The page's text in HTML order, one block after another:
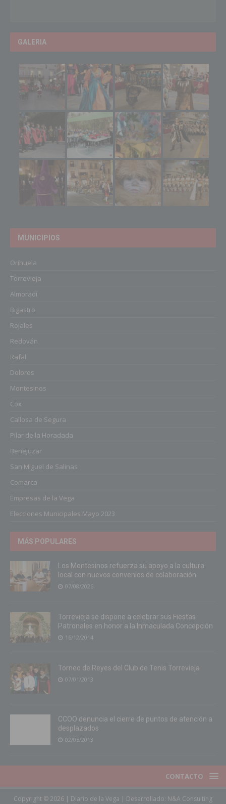
GALERIA
MUNICIPIOS
Orihuela
Torrevieja
Almoradí
Bigastro
Rojales
Redován
Rafal
Dolores
Montesinos
Cox
Callosa de Segura
Pilar de la Horadada
Benejuzar
San Miguel de Salinas
Comarca
Empresas de la Vega
Elecciones Municipales Mayo 2023
MÁS POPULARES
Los Montesinos refuerza su apoyo a la cultura
local con nuevos convenios de colaboración
07/08/2026
Torrevieja se dispone a celebrar sus Fiestas
Patronales en honor a la Inmaculada Concepción
16/12/2014
Torneo de Reyes del Club de Tenis Torrevieja
07/01/2013
CCOO denuncia el cierre de puntos de atención a
desplazados
02/05/2013
CONTACTO
Copyright © 2026 | Diario de la Vega | Desarrollado: N&A Consulting